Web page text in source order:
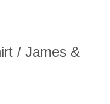
/ James &